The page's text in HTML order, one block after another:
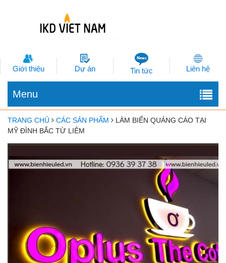
Giới thiệu Dự án Tin tức Liên hệ
Menu
TRANG CHỦ CÁC SẢN PHẨM
LÀM BIỂN QUẢNG CÁO TẠI
MỸ ĐÌNH BẮC TỪ LIÊM